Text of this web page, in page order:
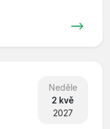
Neděle
2 kvě
2027